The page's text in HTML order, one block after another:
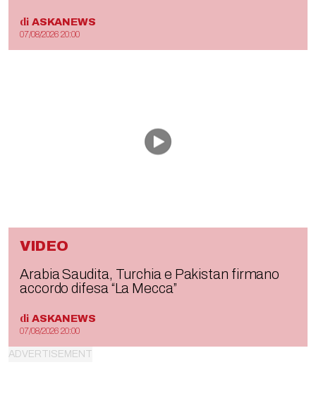
di ASKANEWS
07/08/2026 20:00
VIDEO
Arabia Saudita, Turchia e Pakistan firmano
accordo difesa “La Mecca”
di ASKANEWS
07/08/2026 20:00